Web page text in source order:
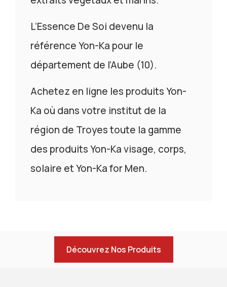
L’Essence De Soi devenu la
référence Yon-Ka pour le
département de l’Aube (10).
Achetez en ligne les produits Yon-
Ka où dans votre institut de la
région de Troyes toute la gamme
des produits Yon-Ka visage, corps,
solaire et Yon-Ka for Men.
Découvrez Nos Produits